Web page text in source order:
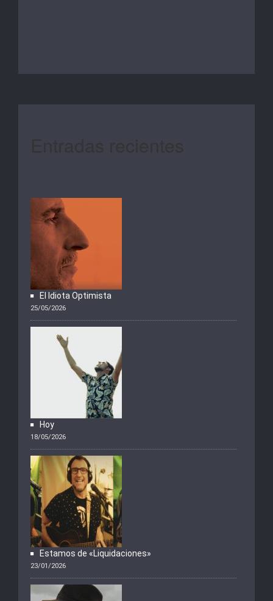
El Idiota Optimista
25/05/2026
Hoy
18/05/2026
Estamos de «Liquidaciones»
23/01/2026